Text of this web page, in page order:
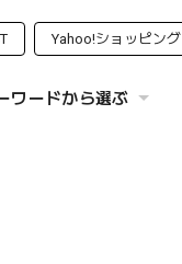
Yahoo!ショッピング
ワードから選ぶ